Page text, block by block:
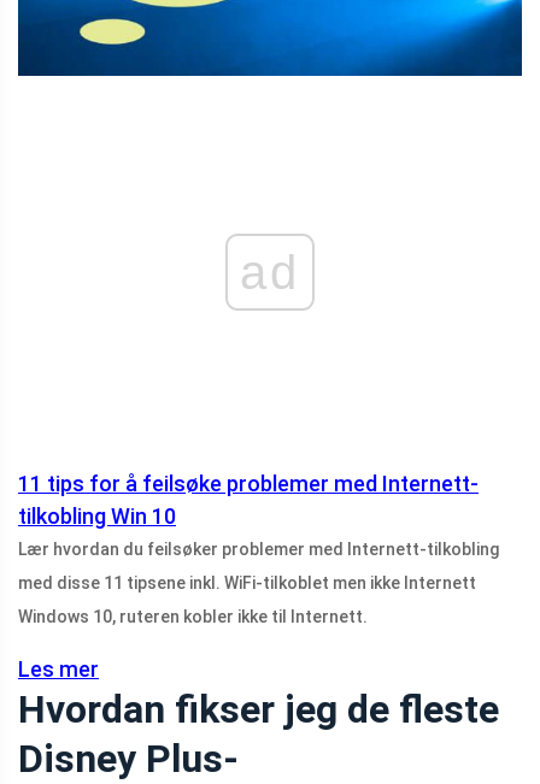
ad
11 tips for å feilsøke problemer med Internett-
tilkobling Win 10
Lær hvordan du feilsøker problemer med Internett-tilkobling
med disse 11 tipsene inkl. WiFi-tilkoblet men ikke Internett
Windows 10, ruteren kobler ikke til Internett.
Les mer
Hvordan fikser jeg de fleste
Disney Plus-